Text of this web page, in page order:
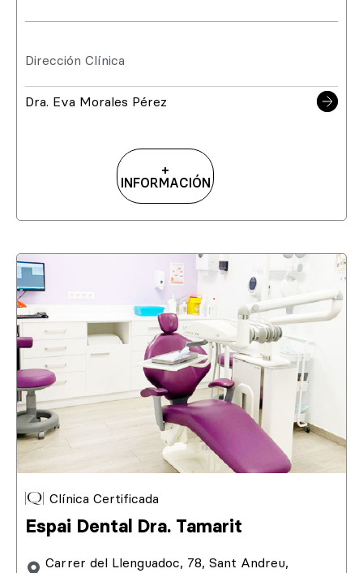
Dirección Clínica
Dra. Eva Morales Pérez
+
INFORMACIÓN
Clínica Certificada
Espai Dental Dra. Tamarit
Carrer del Llenguadoc, 78, Sant Andreu,